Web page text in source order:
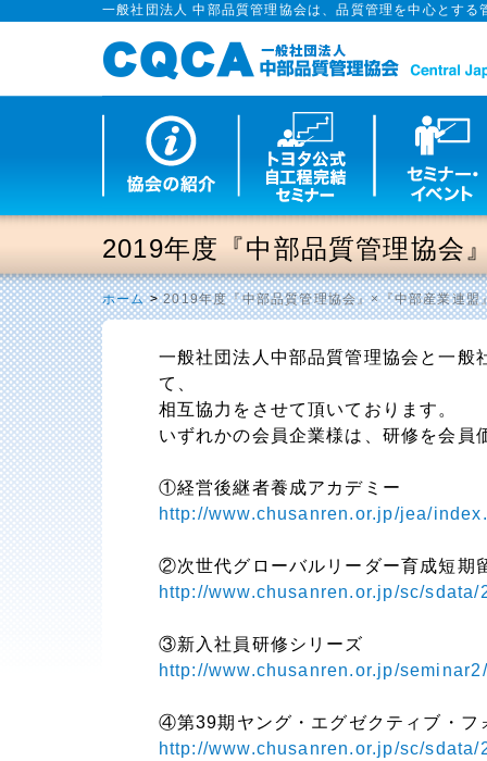
一般社団法人 中部品質管理協会は、品質管理を中心とす
2019年度『中部品質管理協会
ホーム>2019年度『中部品質管理協会』×『中部産業連盟
一般社団法人中部品質管理協会と一般
て、
相互協力をさせて頂いております。
いずれかの会員企業様は、研修を会員
①経営後継者養成アカデミー
http://www.chusanren.or.jp/jea/
②次世代グローバルリーダー育成短期
http://www.chusanren.or.jp/sc/sdata/
③新入社員研修シリーズ
http://www.chusanren.or.jp/
④第39期ヤング・エグゼクティブ・フ
http://www.chusanren.or.jp/sc/sdata/